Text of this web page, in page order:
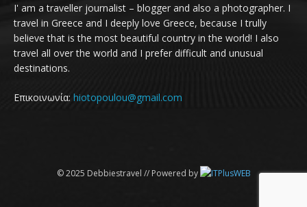
I' am a traveller journalist – blogger and also a photographer. I
travel in Greece and I deeply love Greece, because I trully
believe that is the most beautiful country in the world! I also
travel all over the world and I prefer difficult and unusual
destinations.
Επικοινωνία: hiotopoulou@gmail.com
© 2025 Debbiestravel // Powered by